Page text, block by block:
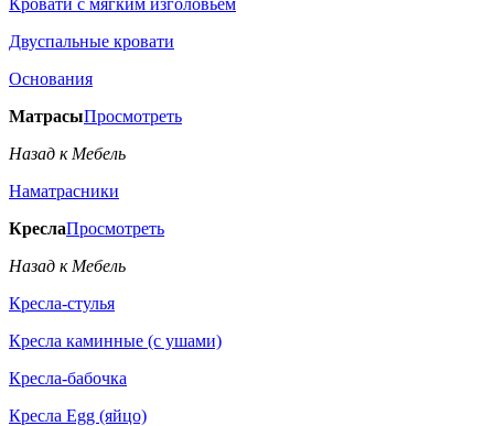
Кровати с мягким изголовьем
Двуспальные кровати
Основания
МатрасыПросмотреть
Назад к Мебель
Наматрасники
КреслаПросмотреть
Назад к Мебель
Кресла-стулья
Кресла каминные (с ушами)
Кресла-бабочка
Кресла Egg (яйцо)